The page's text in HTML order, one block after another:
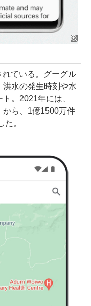
ている。グーグル
⽔の発生時刻や水
。2021年には、
から、1億1500万件
。